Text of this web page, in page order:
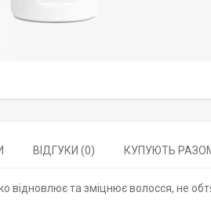
ВІДГУКИ (0) КУПУЮТЬ
відновлює та зміцнює волосся, не